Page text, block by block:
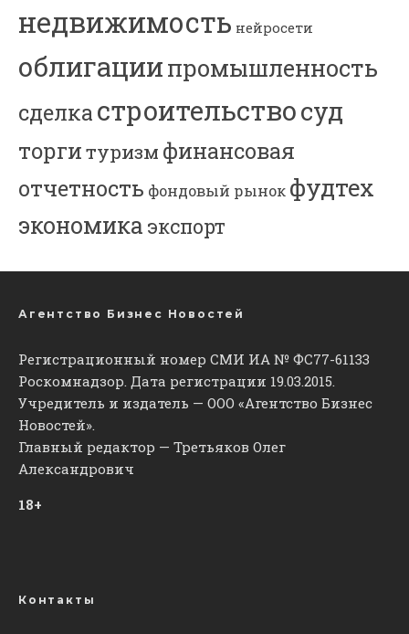
недвижимость нейросети
облигациипромышленность
сделкастроительствосуд
торгитуризм финансовая
отчетность фондовый рынок фудтех
экономика экспорт
Агентство Бизнес Новостей
Регистрационный номер СМИ ИА № ФС77-61133
Роскомнадзор. Дата регистрации 19.03.2015.
Учредитель и издатель — ООО «Агентство Бизнес
Новостей».
Главный редактор — Третьяков Олег
Александрович
18+
Контакты